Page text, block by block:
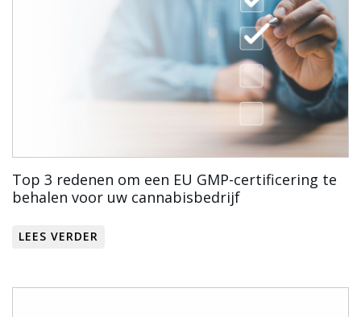
Top 3 redenen om een EU GMP-certificering te
behalen voor uw cannabisbedrijf
LEES VERDER